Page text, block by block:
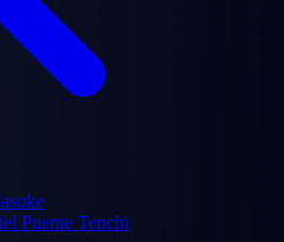
Puente Tenchi